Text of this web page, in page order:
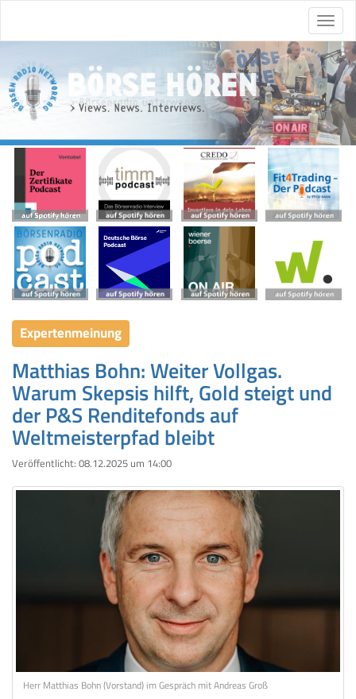
Expertenmeinung
Matthias Bohn: Weiter Vollgas.
Warum Skepsis hilft, Gold steigt und
der P&S Renditefonds auf
Weltmeisterpfad bleibt
Veröffentlicht: 08.12.2025 um 14:00
Herr Matthias Bohn (Vorstand) im Gespräch mit Andreas Groß